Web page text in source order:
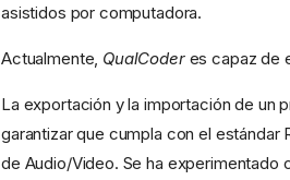
asistidos por computadora.
Actualmente, QualCoderes capaz de
La exportación y la importación de un
garantizar que cumpla con el estándar
de Audio/Video. Se ha experimentado